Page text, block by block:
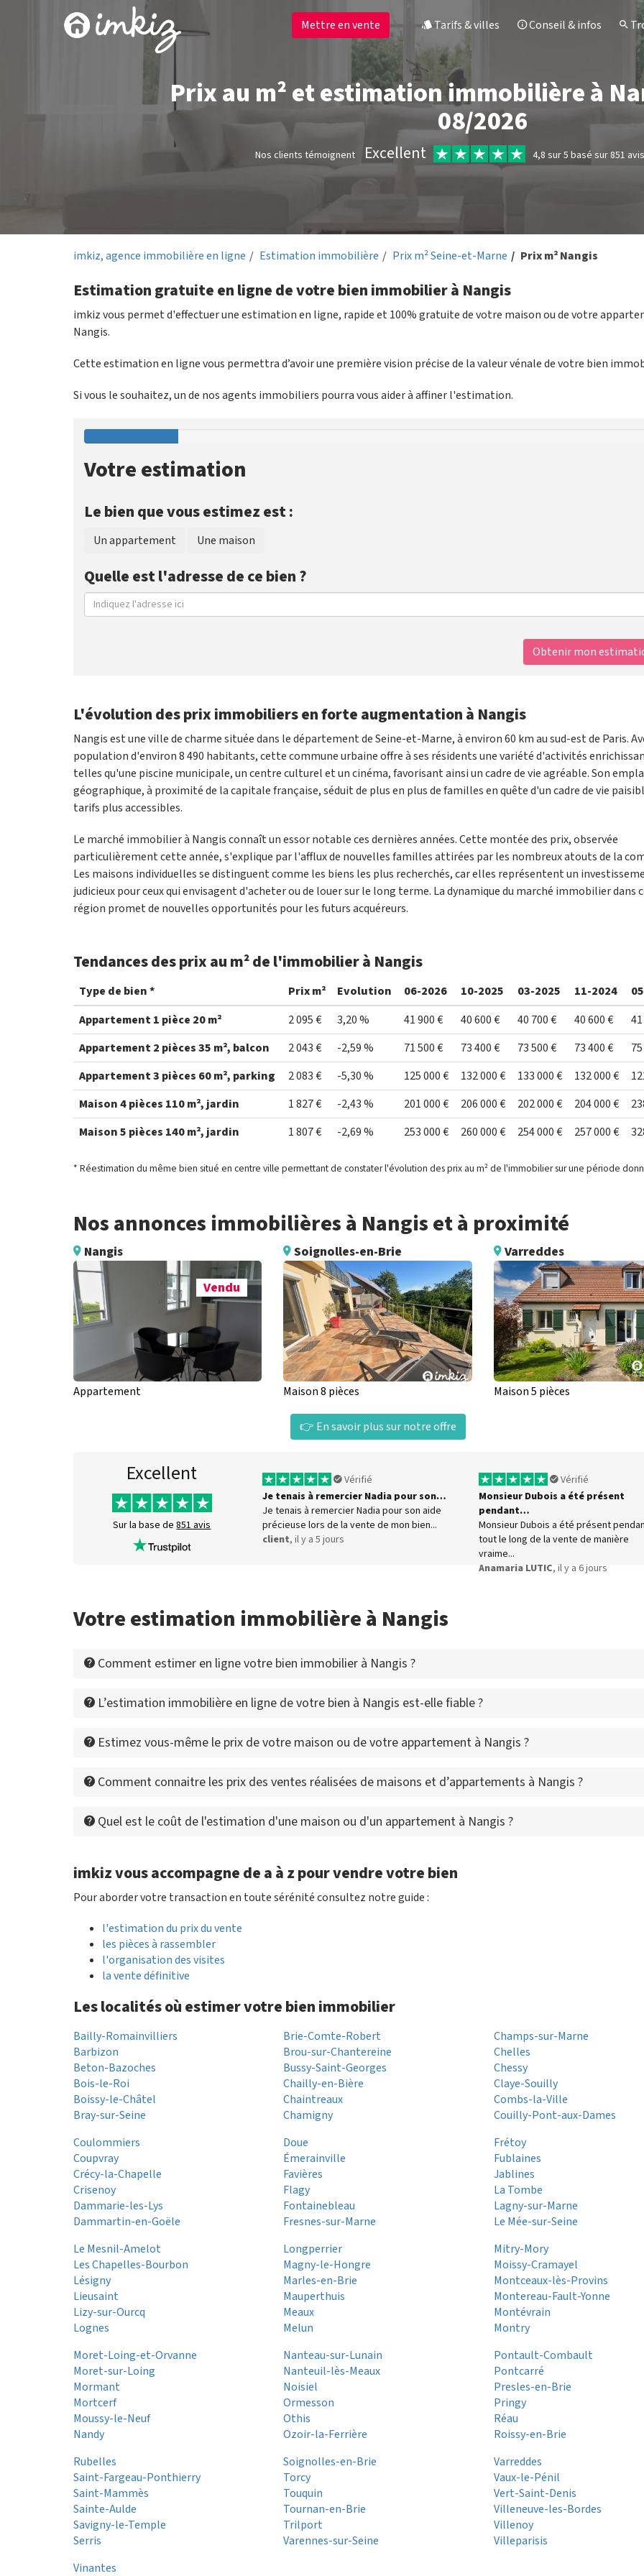
Mettre en vente Tarifs & villes Conseil & infos
Prix au m² et estimation immobilière à
08/2026
Nos clients témoignent Excellent 4,8 sur 5 basé sur 851
imkiz, agence immobilière en ligne Estimation immobilière Prix m² Seine-et-Marne Prix m² Nangis
Estimation gratuite en ligne de votre bien immobilier à Nangis
imkiz vous permet d'effectuer une estimation en ligne, rapide et 100% gratuite de votre maison ou de votre
Nangis.
Cette estimation en ligne vous permettra d’avoir une première vision précise de la valeur vénale de votre bien
Si vous le souhaitez, un de nos agents immobiliers pourra vous aider à affiner l'estimation.
Votre estimation
Le bien que vous estimez est :
Un appartement Une maison
Quelle est l'adresse de ce bien ?
Obtenir mon
L'évolution des prix immobiliers en forte augmentation à Nangis
Nangis est une ville de charme située dans le département de Seine-et-Marne, à environ 60 km au sud-est de Paris.
population d'environ 8 490 habitants, cette commune urbaine offre à ses résidents une variété d'activités
telles qu'une piscine municipale, un centre culturel et un cinéma, favorisant ainsi un cadre de vie agréable. Son
géographique, à proximité de la capitale française, séduit de plus en plus de familles en quête d'un cadre de vie
tarifs plus accessibles.
Le marché immobilier à Nangis connaît un essor notable ces dernières années. Cette montée des prix, observée
particulièrement cette année, s'explique par l'afflux de nouvelles familles attirées par les nombreux atouts de la
Les maisons individuelles se distinguent comme les biens les plus recherchés, car elles représentent un
judicieux pour ceux qui envisagent d'acheter ou de louer sur le long terme. La dynamique du marché immobilier dans
région promet de nouvelles opportunités pour les futurs acquéreurs.
Tendances des prix au m² de l'immobilier à Nangis
Type de bien * Prix m² Evolution 06-2026 10-2025 03-2025 11-2024
Appartement 1 pièce 20 m²
2 095 € 3,20 % 41 900 € 40 600 € 40 700 € 40 600 €
Appartement 2 pièces 35 m², balcon
2 043 € -2,59 % 71 500 € 73 400 € 73 500 € 73 400 €
Appartement 3 pièces 60 m², parking
2 083 € -5,30 % 125 000 € 132 000 € 133 000 € 132 000 €
Maison 4 pièces 110 m², jardin
1 827 € -2,43 % 201 000 € 206 000 € 202 000 € 204 000 €
Maison 5 pièces 140 m², jardin
1 807 € -2,69 % 253 000 € 260 000 € 254 000 € 257 000 €
* Réestimation du même bien situé en centre ville permettant de constater l'évolution des prix au m² de l'immobilier sur une période
Nos annonces immobilières à Nangis et à proximité
Nangis
Vendu
Appartement
Soignolles-en-Brie
Maison 8 pièces
Varreddes
Maison 5 pièces
👉 En savoir plus sur notre offre
Excellent
Sur la base de851 avis
Vérifié
Je tenais à remercier Nadia pour son…
Je tenais à remercier Nadia pour son aide
précieuse lors de la vente de mon bien...
client, il y a 5 jours
Vérifié
Monsieur Dubois a été présent
pendant…
Monsieur Dubois a été présent
tout le long de la vente de manière
vraime...
Anamaria LUTIC, il y a 6 jours
Votre estimation immobilière à Nangis
Comment estimer en ligne votre bien immobilier à Nangis ?
L’estimation immobilière en ligne de votre bien à Nangis est-elle fiable ?
Estimez vous-même le prix de votre maison ou de votre appartement à Nangis ?
Comment connaitre les prix des ventes réalisées de maisons et d’appartements à Nangis ?
Quel est le coût de l'estimation d'une maison ou d'un appartement à Nangis ?
imkiz vous accompagne de a à z pour vendre votre bien
Pour aborder votre transaction en toute sérénité consultez notre guide :
l'estimation du prix du vente
les pièces à rassembler
l'organisation des visites
la vente définitive
Les localités où estimer votre bien immobilier
Bailly-Romainvilliers
Barbizon
Beton-Bazoches
Bois-le-Roi
Boissy-le-Châtel
Bray-sur-Seine
Brie-Comte-Robert
Brou-sur-Chantereine
Bussy-Saint-Georges
Chailly-en-Bière
Chaintreaux
Chamigny
Champs-sur-Marne
Chelles
Chessy
Claye-Souilly
Combs-la-Ville
Couilly-Pont-aux-Dames
Coulommiers
Coupvray
Crécy-la-Chapelle
Crisenoy
Dammarie-les-Lys
Dammartin-en-Goële
Doue
Émerainville
Favières
Flagy
Fontainebleau
Fresnes-sur-Marne
Frétoy
Fublaines
Jablines
La Tombe
Lagny-sur-Marne
Le Mée-sur-Seine
Le Mesnil-Amelot
Les Chapelles-Bourbon
Lésigny
Lieusaint
Lizy-sur-Ourcq
Lognes
Longperrier
Magny-le-Hongre
Marles-en-Brie
Mauperthuis
Meaux
Melun
Mitry-Mory
Moissy-Cramayel
Montceaux-lès-Provins
Montereau-Fault-Yonne
Montévrain
Montry
Moret-Loing-et-Orvanne
Moret-sur-Loing
Mormant
Mortcerf
Moussy-le-Neuf
Nandy
Nanteau-sur-Lunain
Nanteuil-lès-Meaux
Noisiel
Ormesson
Othis
Ozoir-la-Ferrière
Pontault-Combault
Pontcarré
Presles-en-Brie
Pringy
Réau
Roissy-en-Brie
Rubelles
Saint-Fargeau-Ponthierry
Saint-Mammès
Sainte-Aulde
Savigny-le-Temple
Serris
Soignolles-en-Brie
Torcy
Touquin
Tournan-en-Brie
Trilport
Varennes-sur-Seine
Varreddes
Vaux-le-Pénil
Vert-Saint-Denis
Villeneuve-les-Bordes
Villenoy
Villeparisis
Vinantes